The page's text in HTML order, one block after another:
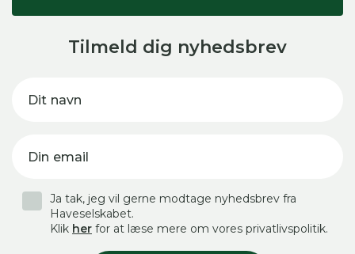
Tilmeld dig nyhedsbrev
Dit navn
Din email
Ja tak, jeg vil gerne modtage nyhedsbrev fra
Haveselskabet.
Klik her for at læse mere om vores privatlivspolitik.